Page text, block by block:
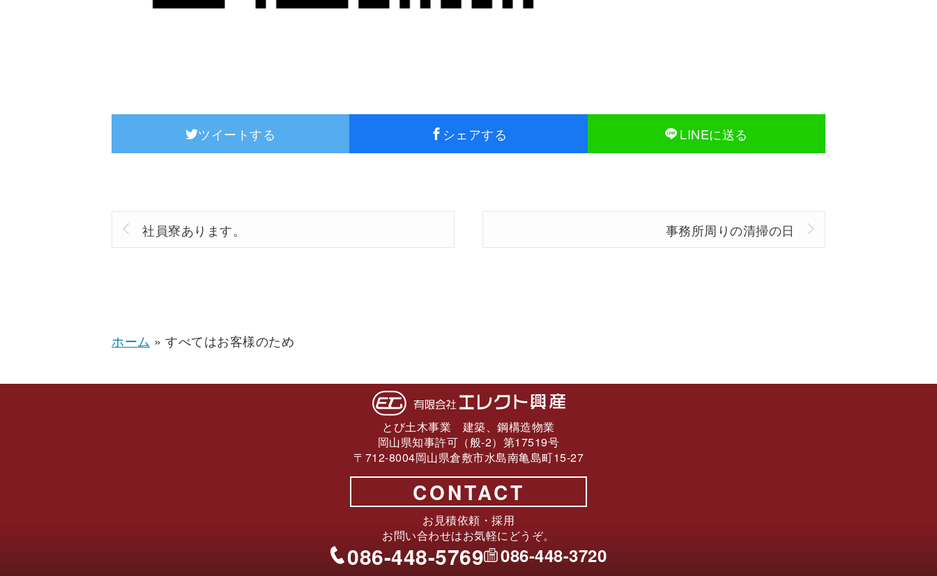
ツイートする シェアする LINEに送る
社員寮あります。 事務所周りの清掃の日
ホーム » すべてはお客様のため
とび土木事業 建築、鋼構造物業
岡山県知事許可（般-2）第17519号
〒712-8004岡山県倉敷市水島南亀島町15-27
CONTACT
お見積依頼・採用
お問い合わせはお気軽にどうぞ。
086-448-5769 086-448-3720